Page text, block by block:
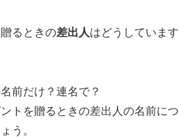
るときの差出人はどうしています
前だけ？連名で？
トを贈るときの差出人の名前につ
う。